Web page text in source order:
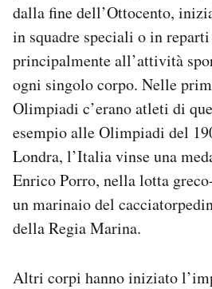
dalla fine dell’Ottocento,
in squadre speciali o in
principalmente all’attività
ogni singolo corpo. Nelle
Olimpiadi c’erano atleti di
esempio alle Olimpiadi del
Londra, l’Italia vinse una
Enrico Porro, nella lotta
un marinaio del
della Regia Marina.
Altri corpi hanno iniziato